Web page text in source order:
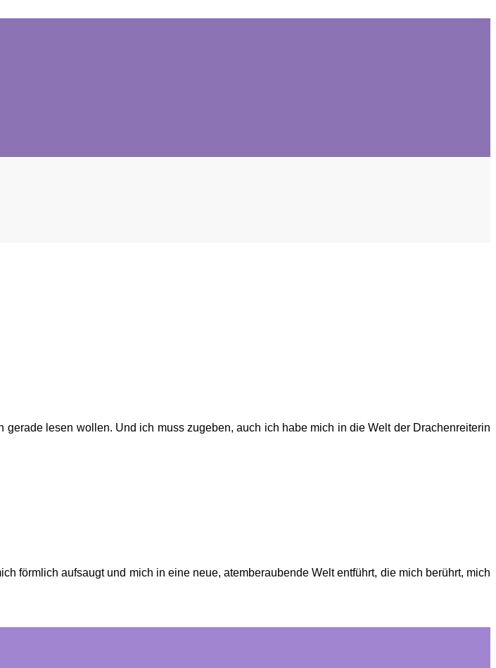
lesen wollen. Und ich muss zugeben, auch ich habe mich in die Welt der Drachenreiterin
förmlich aufsaugt und mich in eine neue, atemberaubende Welt entführt, die mich berührt, mich